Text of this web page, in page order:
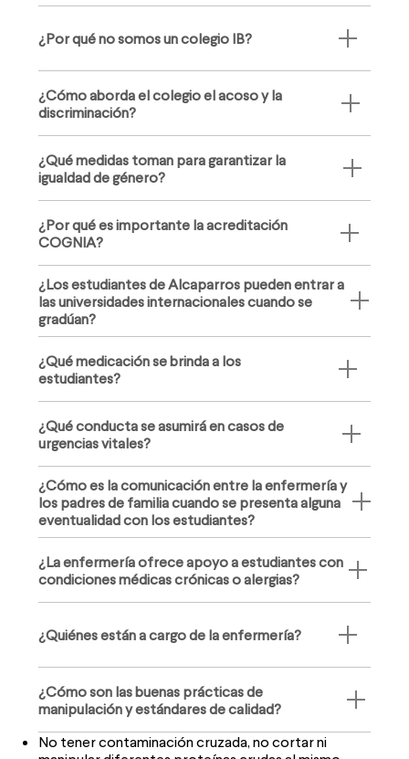
¿Por qué no somos un colegio IB?
¿Cómo aborda el colegio el acoso y la
discriminación?
¿Qué medidas toman para garantizar la
igualdad de género?
¿Por qué es importante la acreditación
COGNIA?
¿Los estudiantes de Alcaparros pueden entrar a
las universidades internacionales cuando se
gradúan?
¿Qué medicación se brinda a los
estudiantes?
¿Qué conducta se asumirá en casos de
urgencias vitales?
¿Cómo es la comunicación entre la enfermería y
los padres de familia cuando se presenta alguna
eventualidad con los estudiantes?
¿La enfermería ofrece apoyo a estudiantes con
condiciones médicas crónicas o alergias?
¿Quiénes están a cargo de la enfermería?
¿Cómo son las buenas prácticas de
manipulación y estándares de calidad?
No tener contaminación cruzada, no cortar ni